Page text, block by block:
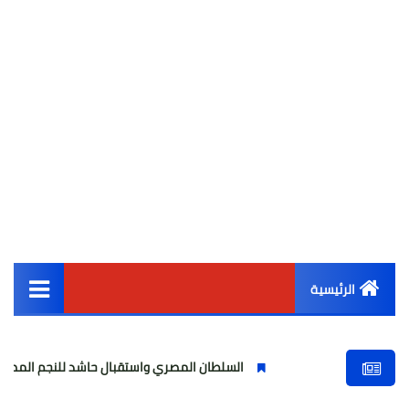
الرئيسية
أخبار مصر
السلطان المصري واستقبال حاشد للنجم المصري